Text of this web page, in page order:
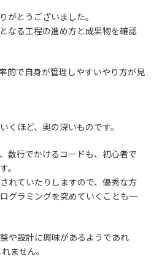
がとうございました。
なる工程の進め方と成果物を確認
的で自身が管理しやすいやり方が見
くほど、奥の深いものです。
数行でかけるコードも、初心者で
。
れていたりしますので、 優秀な方
グラミングを究めていくことも一
や設計に興味があるようであれ
ません。